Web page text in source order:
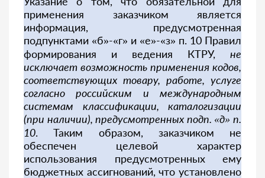
применения заказчиком является
информация, предусмотренная
подпунктами «б»-«г» и «е»-«з» п. 10 Правил
формирования и ведения КТРУ, не
исключает возможность применения кодов,
соответствующих товару, работе, услуге
согласно российским и международным
системам классификации, каталогизации
(при наличии), предусмотренных подп. «д» п.
10. Таким образом, заказчиком не
обеспечен целевой характер
использования предусмотренных ему
бюджетных ассигнований, что установлено